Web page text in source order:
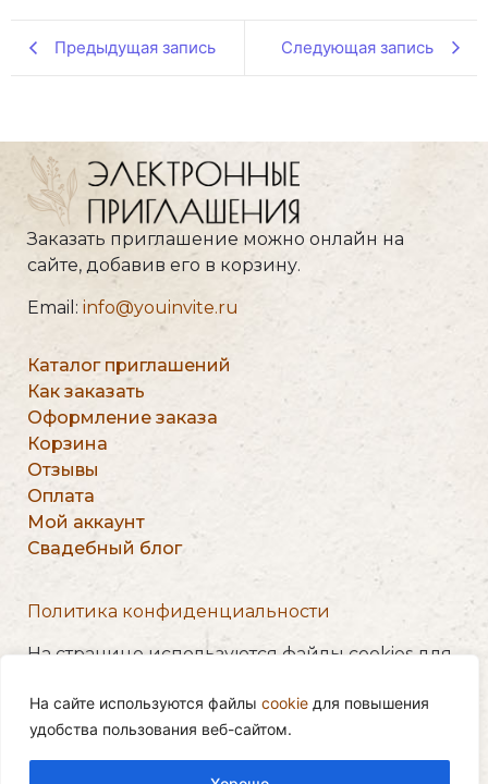
На сайте используются файлы cookie для повышения
удобства пользования веб-сайтом.
Предыдущая запись Следующая запись
Заказать приглашение можно онлайн на
сайте, добавив его в корзину.
Email: info@youinvite.ru
Каталог приглашений
Как заказать
Оформление заказа
Корзина
Отзывы
Оплата
Мой аккаунт
Свадебный блог
Политика конфиденциальности
На странице используются файлы cookies для
удобства пользования веб-сайтом. Пользуясь
сайтом, вы соглашаетесь на сбор таких данных.
2020 — 2024 © «YouInvite.ru»